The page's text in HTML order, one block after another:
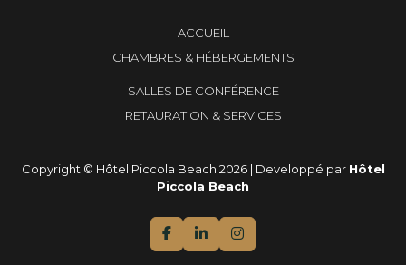
ACCUEIL
CHAMBRES & HÉBERGEMENTS
SALLES DE CONFÉRENCE
RETAURATION & SERVICES
Copyright © Hôtel Piccola Beach 2026 | Developpé par Hôtel
Piccola Beach